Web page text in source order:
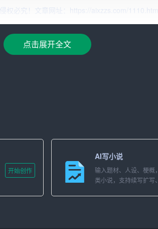
范，包括版面布局、字体字号、行间距、
规范，避免使用模糊不清、歧义或多义的词
保公文主旨明确，层次分明。撰写公文时
权必究！文章网址：https://aixzzs.com/
点击展开全文
开始创作
AI写小说
输入题材、人设、梗概
类小说，支持续写扩写